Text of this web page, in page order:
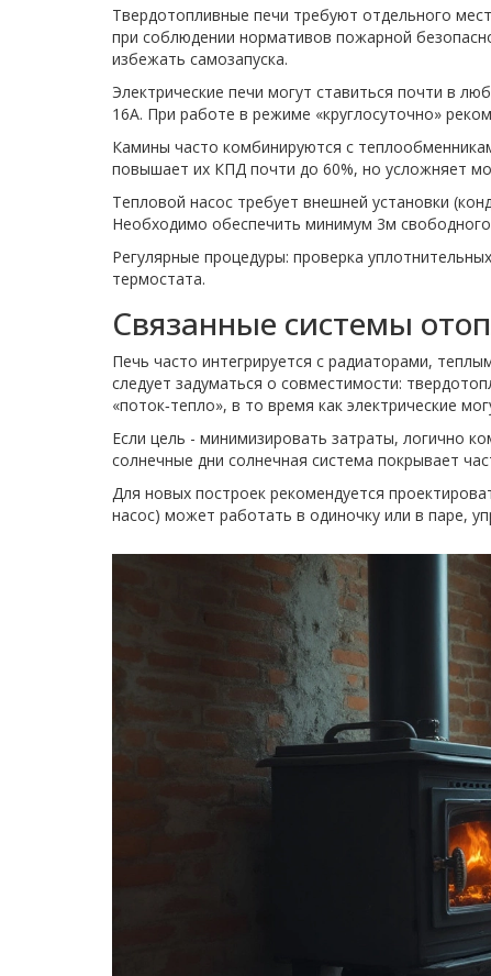
Твердотопливные печи требуют отдельного
при соблюдении нормативов пожарной
избежать самозапуска.
Электрические печи могут ставиться почти в
16А. При работе в режиме «круглосуточно»
Камины часто комбинируются с
повышает их КПД почти до 60%, но усложняет
Тепловой насос требует внешней установки
Необходимо обеспечить минимум 3м
Регулярные процедуры: проверка
термостата.
Связанные системы
Печь часто интегрируется с радиаторами,
следует задуматься о совместимости:
«поток‑тепло», в то время как электрические
Если цель - минимизировать затраты, логично
солнечные дни солнечная система покрывает
Для новых построек рекомендуется
насос) может работать в одиночку или в паре,